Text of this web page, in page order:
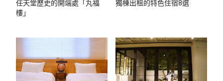
任天堂歷史的開端處「丸福
樓」
獨棟出租的特色住宿8選